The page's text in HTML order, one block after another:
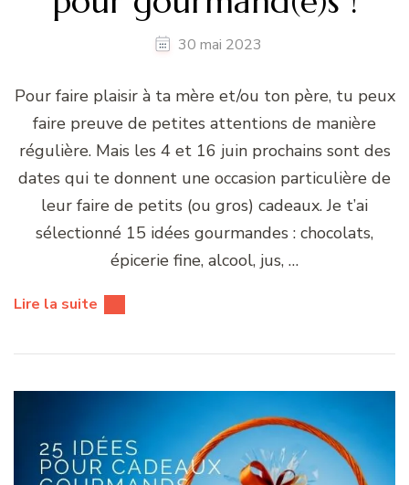
30 mai 2023
Pour faire plaisir à ta mère et/ou ton père, tu peux
faire preuve de petites attentions de manière
régulière. Mais les 4 et 16 juin prochains sont des
dates qui te donnent une occasion particulière de
leur faire de petits (ou gros) cadeaux. Je t’ai
sélectionné 15 idées gourmandes : chocolats,
épicerie fine, alcool, jus, …
Lire la suite